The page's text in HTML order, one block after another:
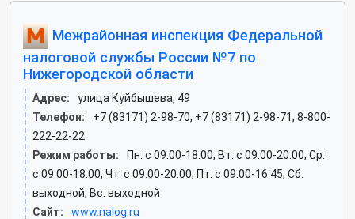
Межрайонная инспекция Федеральной
налоговой службы России №7 по
Нижегородской области
Адрес:
улица Куйбышева, 49
Телефон:
+7 (83171) 2-98-70, +7 (83171) 2-98-71, 8-800-
222-22-22
Режим работы:
Пн: c 09:00-18:00, Вт: c 09:00-20:00, Ср:
c 09:00-18:00, Чт: c 09:00-20:00, Пт: c 09:00-16:45, Сб:
выходной, Вс: выходной
Сайт:
www.nalog.ru